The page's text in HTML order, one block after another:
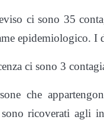
ci sono 35
epidemiologico. I
ci sono 3
che
ricoverati agli